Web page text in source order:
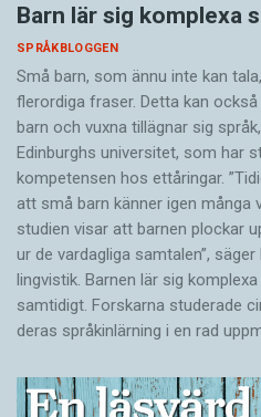
Barn lär sig komplexa
SPRÅKBLOGGEN
Små barn, som ännu inte kan
flerordiga fraser. Detta kan
barn och vuxna tillägnar sig
Edinburghs universitet, som har
kompetensen hos ettåringar.
att små barn känner igen många
studien visar att barnen plockar
ur de vardagliga samtalen”,
lingvistik. Barnen lär sig
samtidigt. Forskarna studerade
deras språkinlärning i en rad